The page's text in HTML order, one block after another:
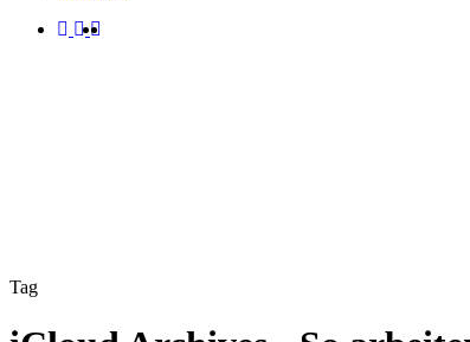
facebook
linkedin
instagram
Tag